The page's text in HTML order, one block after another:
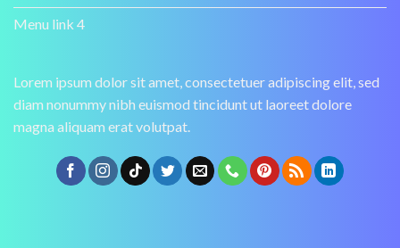
Menu link 4
Lorem ipsum dolor sit amet, consectetuer adipiscing elit, sed
diam nonummy nibh euismod tincidunt ut laoreet dolore
magna aliquam erat volutpat.